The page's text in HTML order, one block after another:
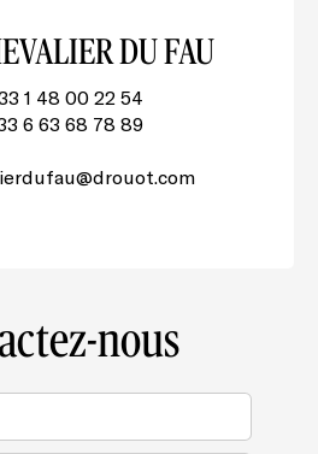
DU FAU
1 48 00 22 54
6 63 68 78 89
nous